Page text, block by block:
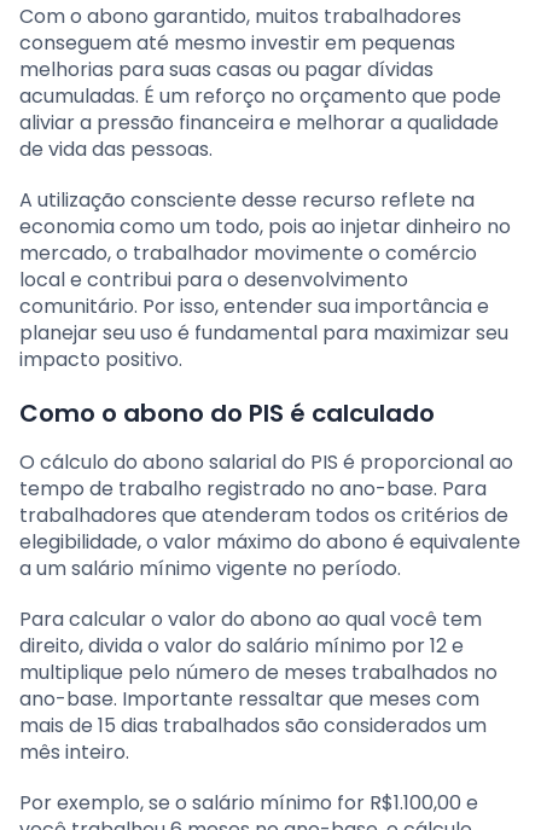
Com o abono garantido, muitos trabalhadores
conseguem até mesmo investir em pequenas
melhorias para suas casas ou pagar dívidas
acumuladas. É um reforço no orçamento que pode
aliviar a pressão financeira e melhorar a qualidade
de vida das pessoas.
A utilização consciente desse recurso reflete na
economia como um todo, pois ao injetar dinheiro no
mercado, o trabalhador movimente o comércio
local e contribui para o desenvolvimento
comunitário. Por isso, entender sua importância e
planejar seu uso é fundamental para maximizar seu
impacto positivo.
Como o abono do PIS é calculado
O cálculo do abono salarial do PIS é proporcional ao
tempo de trabalho registrado no ano-base. Para
trabalhadores que atenderam todos os critérios de
elegibilidade, o valor máximo do abono é equivalente
a um salário mínimo vigente no período.
Para calcular o valor do abono ao qual você tem
direito, divida o valor do salário mínimo por 12 e
multiplique pelo número de meses trabalhados no
ano-base. Importante ressaltar que meses com
mais de 15 dias trabalhados são considerados um
mês inteiro.
Por exemplo, se o salário mínimo for R$1.100,00 e